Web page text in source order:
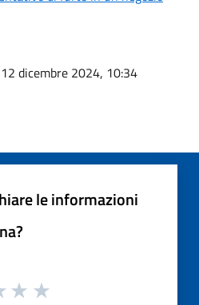
dicembre 2024, 10:34
le informazioni